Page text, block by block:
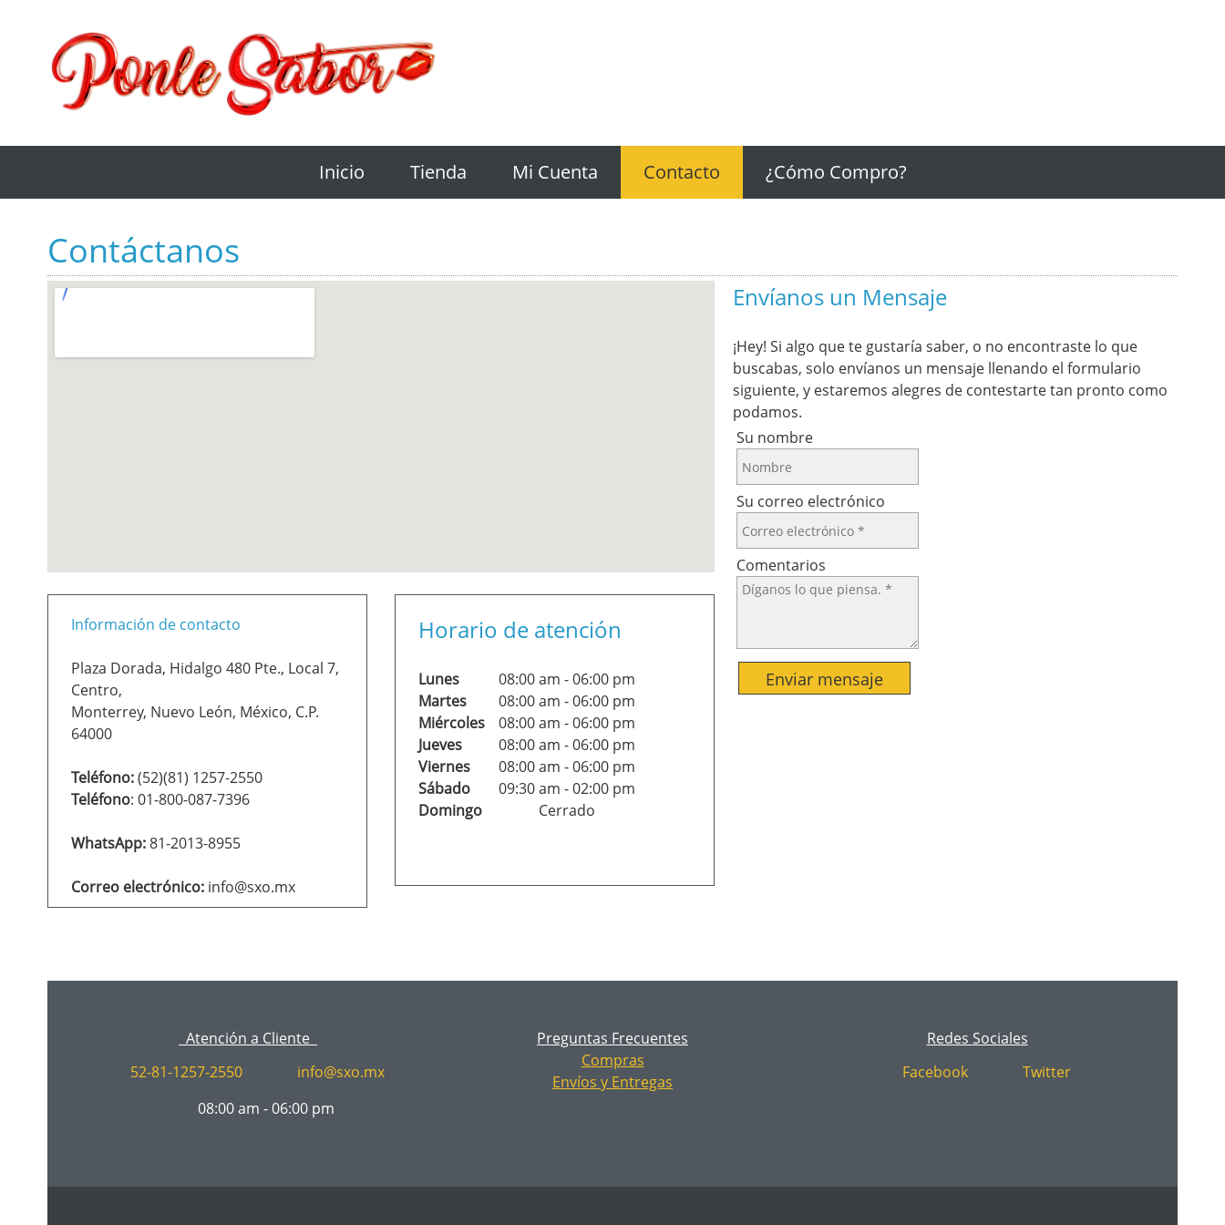
Inicio Tienda Mi Cuenta Contacto ¿Cómo Compro?
Contáctanos
Información de contacto
Plaza Dorada, Hidalgo 480 Pte., Local 7,
Centro,
Monterrey, Nuevo León, México, C.P.
64000
Teléfono:(52)(81) 1257-2550
Teléfono: 01-800-087-7396
WhatsApp:81-2013-8955
Correo electrónico: info@sxo.mx
Horario de atención
Lunes 08:00 am -06:00 pm
Martes
08:00 am -06:00 pm
Miércoles
08:00 am -06:00 pm
Jueves
08:00 am -06:00 pm
Viernes
08:00 am -06:00 pm
Sábado
09:30 am -02:00 pm
Domingo
Cerrado
Envíanos un Mensaje
¡Hey! Si algo que te gustaría saber, o no encontraste lo que
buscabas, solo envíanos un mensaje llenando el formulario
siguiente, y estaremos alegres de contestarte tan pronto como
podamos.
Su nombre
Su correo electrónico
Comentarios
Enviar mensaje
Atención a Cliente
52-81-1257-2550
info@sxo.mx
08:00 am - 06:00 pm
Preguntas Frecuentes
Compras
Envíos y Entregas
Redes Sociales
Facebook
Twitter